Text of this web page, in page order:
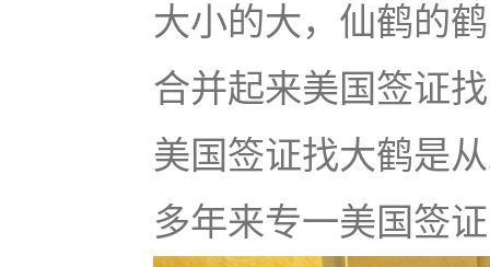
大小的大，仙鹤的
合并起来美国签证
美国签证找大鹤是
多年来专一美国签